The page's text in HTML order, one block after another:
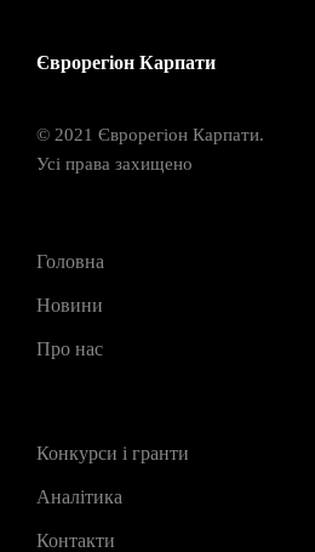
Єврорегіон Карпати
© 2021 Єврорегіон Карпати.
Усі права захищено
Головна
Новини
Про нас
Конкурси і гранти
Аналітика
Контакти